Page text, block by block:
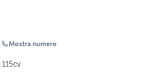
Mostra numero